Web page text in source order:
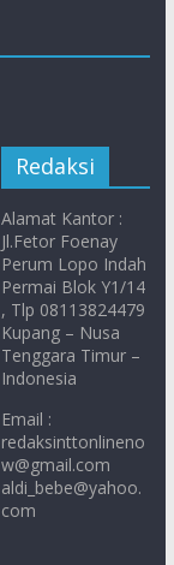
Redaksi
Alamat Kantor :
Jl.Fetor Foenay
Perum Lopo Indah
Permai Blok Y1/14
, Tlp 08113824479
Kupang – Nusa
Tenggara Timur –
Indonesia
Email :
redaksinttonlineno
w@gmail.com
aldi_bebe@yahoo.
com